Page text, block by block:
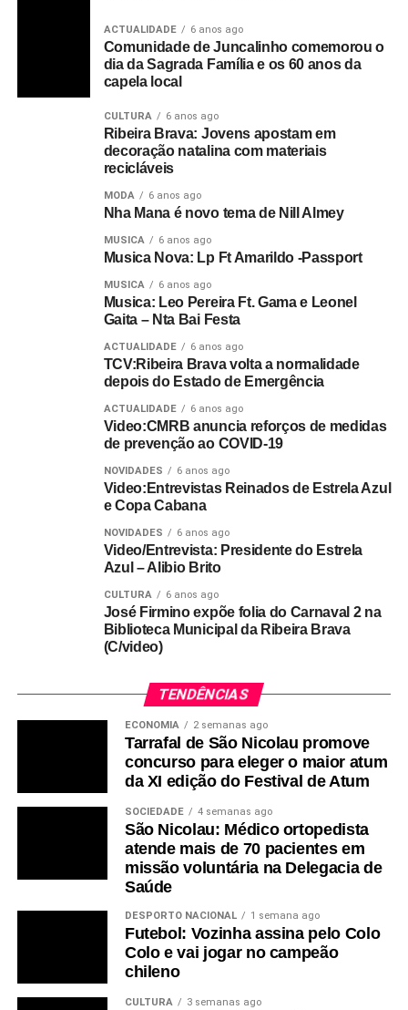
ACTUALIDADE 6 anos ago
Comunidade de Juncalinho comemorou o
dia da Sagrada Família e os 60 anos da
capela local
CULTURA 6 anos ago
Ribeira Brava: Jovens apostam em
decoração natalina com materiais
recicláveis
MODA 6 anos ago
Nha Mana é novo tema de Nill Almey
MUSICA 6 anos ago
Musica Nova: Lp Ft Amarildo -Passport
MUSICA 6 anos ago
Musica: Leo Pereira Ft. Gama e Leonel
Gaita – Nta Bai Festa
ACTUALIDADE 6 anos ago
TCV:Ribeira Brava volta a normalidade
depois do Estado de Emergência
ACTUALIDADE 6 anos ago
Video:CMRB anuncia reforços de medidas
de prevenção ao COVID-19
NOVIDADES 6 anos ago
Video:Entrevistas Reinados de Estrela Azul
e Copa Cabana
NOVIDADES 6 anos ago
Video/Entrevista: Presidente do Estrela
Azul – Alibio Brito
CULTURA 6 anos ago
José Firmino expõe folia do Carnaval 2 na
Biblioteca Municipal da Ribeira Brava
(C/video)
TENDÊNCIAS
ECONOMIA 2 semanas ago
Tarrafal de São Nicolau promove
concurso para eleger o maior atum
da XI edição do Festival de Atum
SOCIEDADE 4 semanas ago
São Nicolau: Médico ortopedista
atende mais de 70 pacientes em
missão voluntária na Delegacia de
Saúde
DESPORTO NACIONAL 1 semana ago
Futebol: Vozinha assina pelo Colo
Colo e vai jogar no campeão
chileno
CULTURA 3 semanas ago